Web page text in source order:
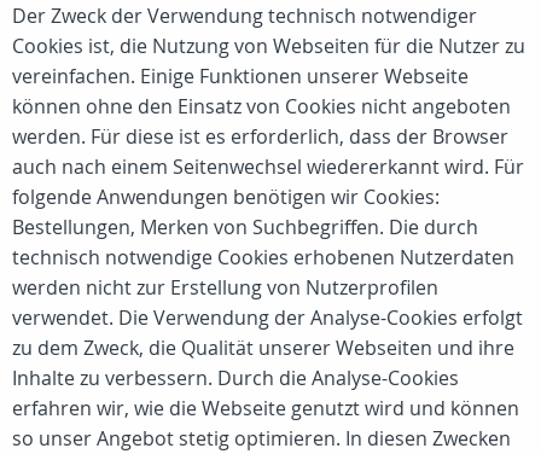
Der Zweck der Verwendung technisch notwendiger
Cookies ist, die Nutzung von Webseiten für die Nutzer zu
vereinfachen. Einige Funktionen unserer Webseite
können ohne den Einsatz von Cookies nicht angeboten
werden. Für diese ist es erforderlich, dass der Browser
auch nach einem Seitenwechsel wiedererkannt wird. Für
folgende Anwendungen benötigen wir Cookies:
Bestellungen, Merken von Suchbegriffen. Die durch
technisch notwendige Cookies erhobenen Nutzerdaten
werden nicht zur Erstellung von Nutzerprofilen
verwendet. Die Verwendung der Analyse-Cookies erfolgt
zu dem Zweck, die Qualität unserer Webseiten und ihre
Inhalte zu verbessern. Durch die Analyse-Cookies
erfahren wir, wie die Webseite genutzt wird und können
so unser Angebot stetig optimieren. In diesen Zwecken